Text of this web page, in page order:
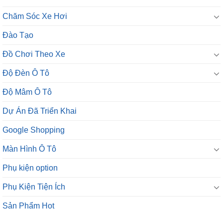
Chăm Sóc Xe Hơi
Đào Tạo
Đồ Chơi Theo Xe
Độ Đèn Ô Tô
Độ Mâm Ô Tô
Dự Án Đã Triển Khai
Google Shopping
Màn Hình Ô Tô
Phụ kiện option
Phụ Kiện Tiện Ích
Sản Phẩm Hot